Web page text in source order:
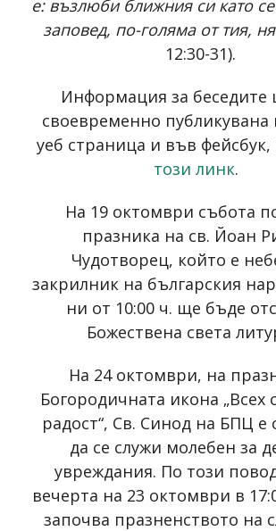
е: възлюби ближния си като
заповед, по-голяма от тия,
12:30-31).
Информация за беседите
своевременно публикувана
уеб страница и във фейсбук,
този линк.
На 19 октомври събота
празника на св. Йоан
Чудотворец, който е
закрилник на българския
ни от 10:00 ч. ще бъде
Божествена света
На 24 октомври, на
Богородичната икона „Всех
радост“, Св. Синод на БПЦ е
да се служи молебен за
увреждания. По този
вечерта на 23 октомври в
започва празненството на